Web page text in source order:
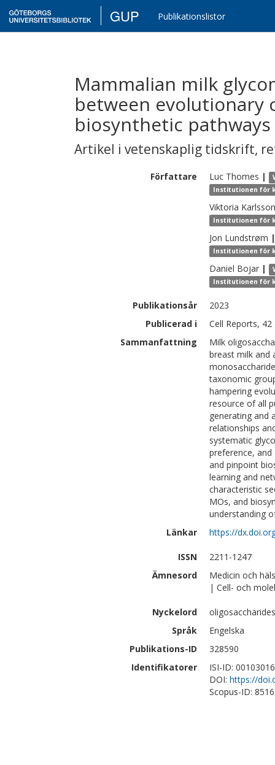
GUP Publikationslistor
Mammalian milk
between evolutionary
biosynthetic pathways
Artikel i vetenskaplig tidskrift,
Författare Luc Thomes |
Institutionen för
Viktoria Karlsson
Institutionen för
Jon Lundstrøm |
Institutionen för
Daniel Bojar |
Institutionen för
Publikationsår
2023
Publicerad i
Cell Reports,
Sammanfattning
Milk
breast milk and
taxonomic
hampering
resource of all
generating and
relationships
systematic
preference,
and pinpoint
learning and
characteristic
MOs, and
understanding
Länkar
https://
ISSN
2211-1247
Ämnesord
Medicin och
| Cell- och
Nyckelord
Språk
Engelska
Publikations-ID
328590
Identifikatorer
ISI-ID:
DOI: https://
Scopus-ID: